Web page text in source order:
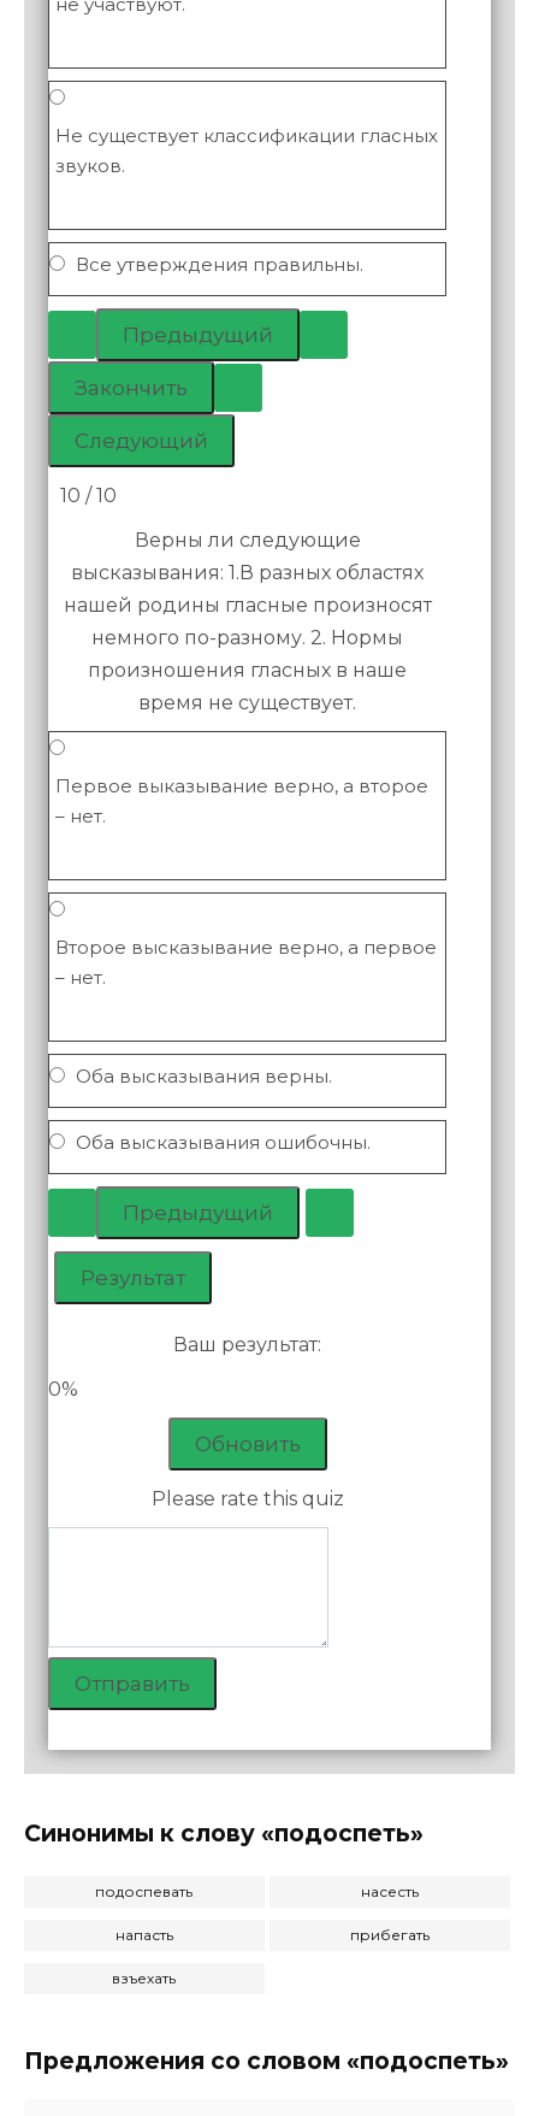
Не существует классификации гласных
звуков.
Все утверждения правильны.
10 / 10
Верны ли следующие
высказывания: 1.В разных областях
нашей родины гласные произносят
немного по-разному. 2. Нормы
произношения гласных в наше
время не существует.
Первое выказывание верно, а второе
– нет.
Второе высказывание верно, а первое
– нет.
Оба высказывания верны.
Оба высказывания ошибочны.
Ваш результат:
0%
Обновить
Please rate this quiz
Отправить
Синонимы к слову «подоспеть»
подоспевать насесть
напасть прибегать
взъехать
Предложения со словом «подоспеть»